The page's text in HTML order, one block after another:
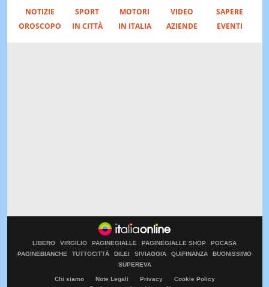
NOTIZIE
SPORT MOTORI VIDEO
SAPERE
OROSCOPO
IN CITTÀ IN ITALIA AZIENDE EVENTI
LIBERO VIRGILIO PAGINEGIALLE PAGINEGIALLE SHOP
PGCASA
PAGINEBIANCHE
TUTTOCITTÀ DILEI SIVIAGGIA QUIFINANZA
BUONISSIMO
SUPEREVA
Chi siamo Note Legali Privacy
Cookie Policy